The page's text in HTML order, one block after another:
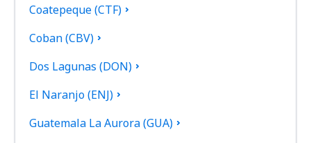
Coatepeque (CTF)
Coban (CBV)
Dos Lagunas (DON)
El Naranjo (ENJ)
Guatemala La Aurora (GUA)